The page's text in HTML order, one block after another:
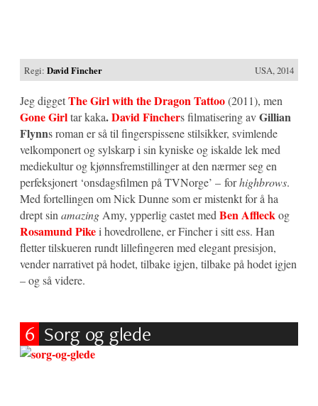
Regi:David Fincher USA, 2014
Jeg diggetThe Girl with the Dragon Tattoo(2011), men
Gone Girltar kaka.David Finchers filmatisering avGillian
Flynns roman er så til fingerspissene stilsikker, svimlende
velkomponert og sylskarp i sin kyniske og iskalde lek med
mediekultur og kjønnsfremstillinger at den nærmer seg en
perfeksjonert ‘onsdagsfilmen på TVNorge’ – forhighbrows.
Med fortellingen om Nick Dunne som er mistenkt for å ha
drept sin amazing Amy, ypperlig castet med Ben Affleckog
Rosamund Pikei hovedrollene, er Fincher i sitt ess. Han
fletter tilskueren rundt lillefingeren med elegant presisjon,
vender narrativet på hodet, tilbake igjen, tilbake på hodet igjen
– og så videre.
6 Sorg og glede